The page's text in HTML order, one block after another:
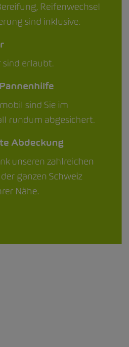
Reifenwechsel
sind inklusive.
erlaubt.
sind Sie im
rundum abgesichert.
Abdeckung
unseren zahlreichen
ganzen Schweiz
Nähe.